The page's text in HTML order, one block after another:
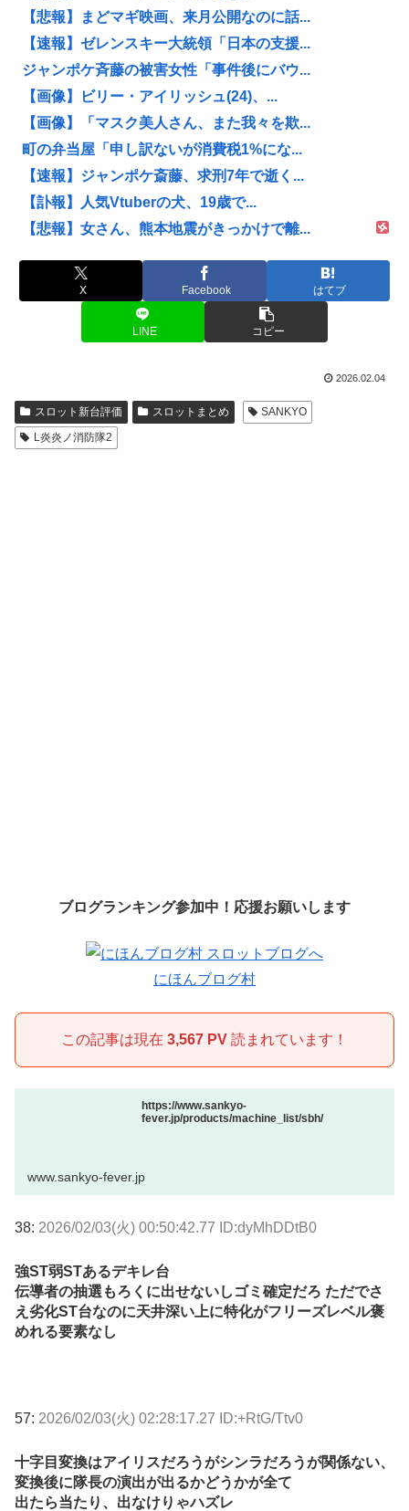
【悲報】まどマギ映画、来月公開なのに話...
【速報】ゼレンスキー大統領「日本の支援...
ジャンポケ斉藤の被害女性「事件後にバウ...
【画像】ビリー・アイリッシュ(24)、...
【画像】「マスク美人さん、また我々を欺...
町の弁当屋「申し訳ないが消費税1%にな...
【速報】ジャンポケ斎藤、求刑7年で逝く...
【訃報】人気Vtuberの犬、19歳で...
【悲報】女さん、熊本地震がきっかけで離...
X Facebook はてブ
LINE コピー
2026.02.04
スロット新台評価 スロットまとめ
SANKYO
L炎炎ノ消防隊2
ブログランキング参加中！応援お願いします
にほんブログ村
この記事は現在 3,567 PV 読まれています！
https://www.sankyo-
fever.jp/products/machine_list/sbh/
www.sankyo-fever.jp
38: 2026/02/03(火) 00:50:42.77 ID:dyMhDDtB0
強ST弱STあるデキレ台
伝導者の抽選もろくに出せないしゴミ確定だろ ただでさ
え劣化ST台なのに天井深い上に特化がフリーズレベル褒
めれる要素なし
57: 2026/02/03(火) 02:28:17.27 ID:+RtG/Ttv0
十字目変換はアイリスだろうがシンラだろうが関係ない、
変換後に隊長の演出が出るかどうかが全て
出たら当たり、出なけりゃハズレ